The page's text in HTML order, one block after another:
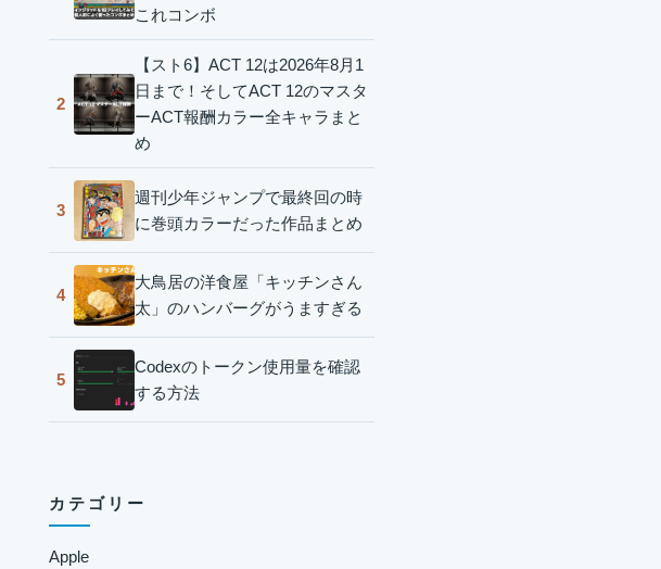
これコンボ
2
【スト6】ACT 12は2026年8月1
日まで！そしてACT 12のマスタ
ーACT報酬カラー全キャラまと
め
3
週刊少年ジャンプで最終回の時
に巻頭カラーだった作品まとめ
4
大鳥居の洋食屋「キッチンさん
太」のハンバーグがうますぎる
5
Codexのトークン使用量を確認
する方法
カテゴリー
Apple